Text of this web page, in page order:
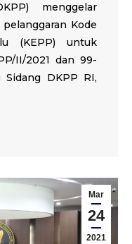
menggelar
Kode
(KEPP) untuk
II/2021 dan 99-
Sidang DKPP RI,
Mar
24
2021